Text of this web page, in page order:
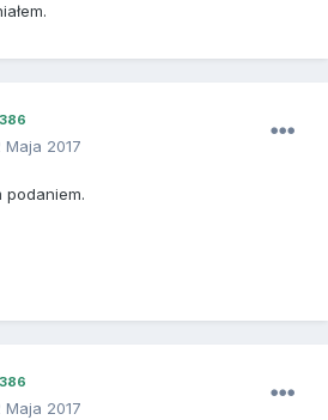
Maja 2017
podaniem.
Maja 2017